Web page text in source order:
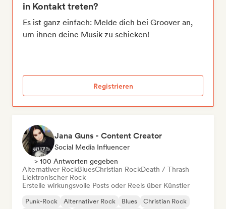
in Kontakt treten?
Es ist ganz einfach: Melde dich bei Groover an,
um ihnen deine Musik zu schicken!
Registrieren
Jana Guns - Content Creator
Social Media Influencer
> 100 Antworten gegeben
Alternativer RockBluesChristian RockDeath / Thrash
Elektronischer Rock
Erstelle wirkungsvolle Posts oder Reels über Künstler
Punk-Rock Alternativer Rock Blues
Christian Rock